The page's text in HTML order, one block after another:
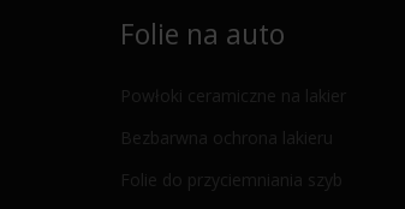
Folie na auto
Powłoki ceramiczne na lakier
Bezbarwna ochrona lakieru
Folie do przyciemniania szyb